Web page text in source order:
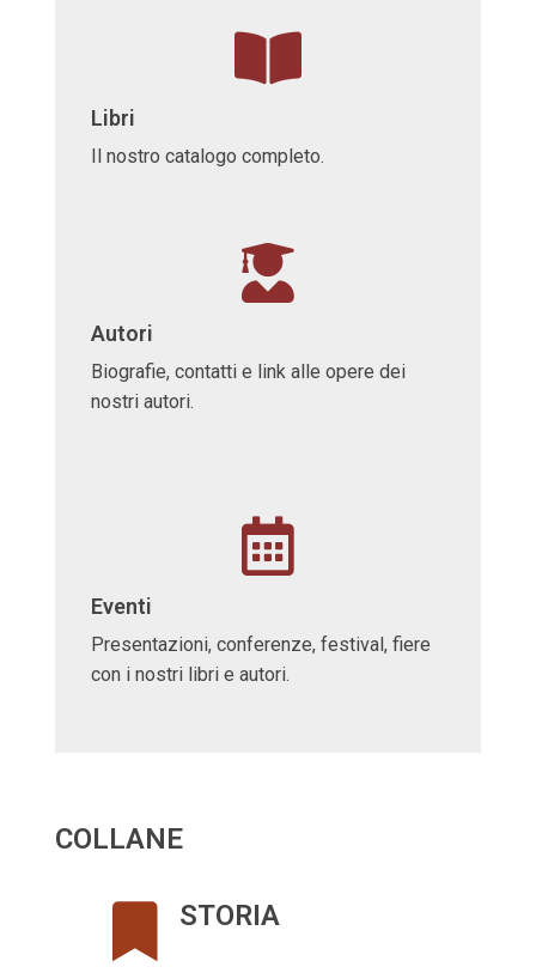
Libri
Il nostro catalogo completo.
Autori
Biografie, contatti e link alle opere dei
nostri autori.
Eventi
Presentazioni, conferenze, festival, fiere
con i nostri libri e autori.
COLLANE
STORIA